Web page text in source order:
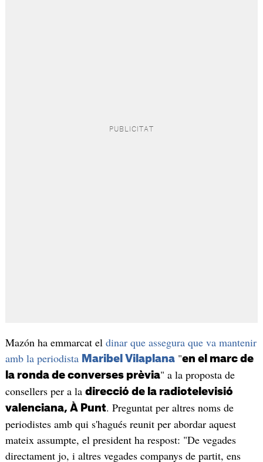
Mazón ha emmarcat el dinar que assegura que va mantenir
amb la periodista Maribel Vilaplana"en el marc de
la ronda de converses prèvia" a la proposta de
consellers per a la direcció de la radiotelevisió
valenciana, À Punt. Preguntat per altres noms de
periodistes amb qui s'hagués reunit per abordar aquest
mateix assumpte, el president ha respost: "De vegades
directament jo, i altres vegades companys de partit, ens